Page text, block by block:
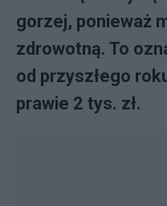
gorzej, ponieważ
zdrowotną. To
od przyszłego
prawie 2 tys. zł.